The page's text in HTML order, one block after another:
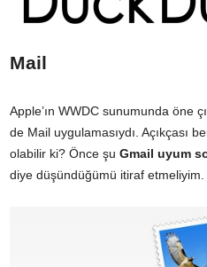
Mail
Apple’ın WWDC sunumunda öne
de Mail uygulamasıydı. Açıkçası
olabilir ki? Önce şu Gmail uyum
diye düşündüğümü itiraf etmeliyim.